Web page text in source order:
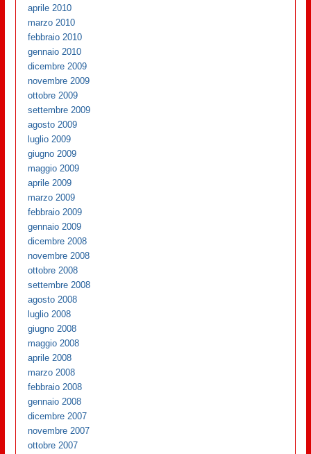
aprile 2010
marzo 2010
febbraio 2010
gennaio 2010
dicembre 2009
novembre 2009
ottobre 2009
settembre 2009
agosto 2009
luglio 2009
giugno 2009
maggio 2009
aprile 2009
marzo 2009
febbraio 2009
gennaio 2009
dicembre 2008
novembre 2008
ottobre 2008
settembre 2008
agosto 2008
luglio 2008
giugno 2008
maggio 2008
aprile 2008
marzo 2008
febbraio 2008
gennaio 2008
dicembre 2007
novembre 2007
ottobre 2007